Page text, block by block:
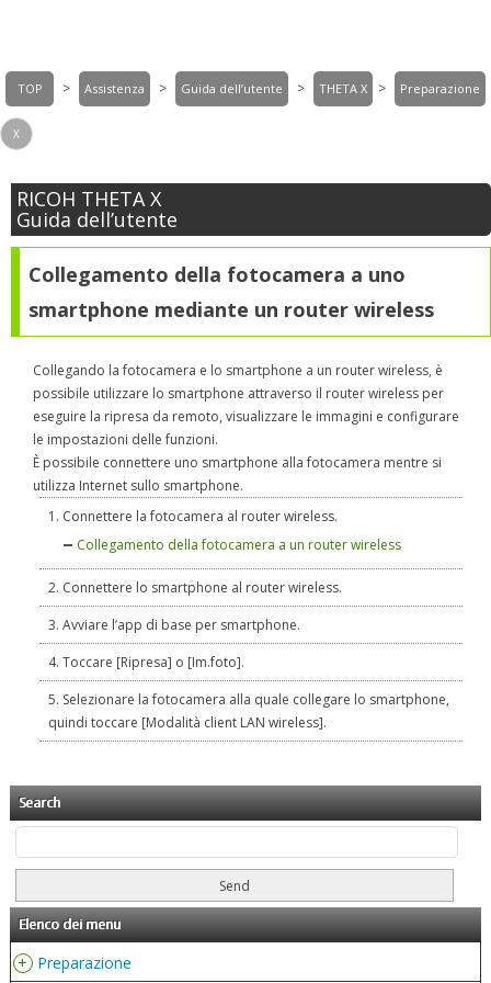
TOP > Assistenza > Guida dell’utente > THETA X > Preparazione
X
RICOH THETA X
Guida dell’utente
Collegamento della fotocamera a uno
smartphone mediante un router wireless
Collegando la fotocamera e lo smartphone a un router wireless, è
possibile utilizzare lo smartphone attraverso il router wireless per
eseguire la ripresa da remoto, visualizzare le immagini e configurare
le impostazioni delle funzioni.
È possibile connettere uno smartphone alla fotocamera mentre si
utilizza Internet sullo smartphone.
Connettere la fotocamera al router wireless.
Collegamento della fotocamera a un router wireless
Connettere lo smartphone al router wireless.
Avviare l’app di base per smartphone.
Toccare [Ripresa] o [Im.foto].
Selezionare la fotocamera alla quale collegare lo smartphone,
quindi toccare [Modalità client LAN wireless].
Search
Elenco dei menu
+ Preparazione